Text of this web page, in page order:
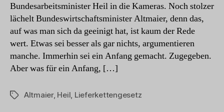
Rede
wert
Bundesarbeitsminister Heil in die Kameras. Noch stolzer
lächelt Bundeswirtschaftsminister Altmaier, denn das,
auf was man sich da geeinigt hat, ist kaum der Rede
wert. Etwas sei besser als gar nichts, argumentieren
manche. Immerhin sei ein Anfang gemacht. Zugegeben.
Aber was für ein Anfang, […]
Schlagwörter
Altmaier, Heil, Lieferkettengesetz